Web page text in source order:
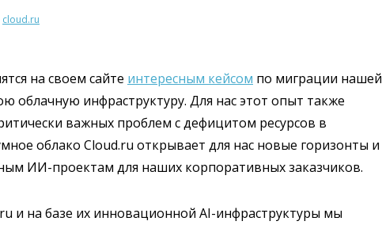
cloud.ru
на своем сайте интересным кейсом по миграции нашей
облачную инфраструктуру. Для нас этот опыт также
важных проблем с дефицитом ресурсов в
облако Cloud.ru открывает для нас новые горизонты и
ИИ-проектам для наших корпоративных заказчиков.
и на базе их инновационной AI-инфраструктуры мы